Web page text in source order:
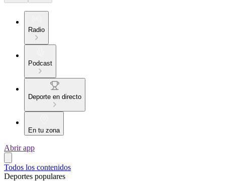
Radio
Podcast
Deporte en directo
En tu zona
Abrir app
Todos los contenidos
Deportes populares